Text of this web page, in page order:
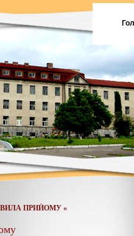
ПРИЙОМУ «